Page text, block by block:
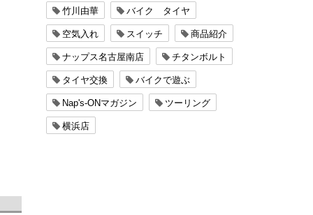
竹川由華 バイク タイヤ
空気入れ スイッチ 商品紹介
ナップス名古屋南店 チタンボルト
タイヤ交換 バイクで遊ぶ
Nap's-ONマガジン ツーリング
横浜店